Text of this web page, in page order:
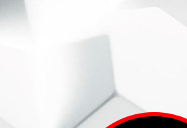
ВИННЫЙ СКЛАД